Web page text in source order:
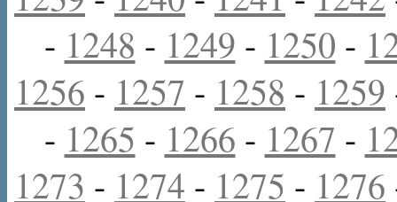
- 1248 - 1249 - 1250 -
1256 - 1257 - 1258 - 1259
- 1265 - 1266 - 1267 -
1273 - 1274 - 1275 - 1276